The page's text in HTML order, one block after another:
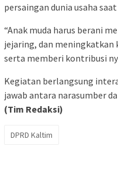
persaingan dunia usaha
“Anak muda harus berani
jejaring, dan meningkatkan
serta memberi kontribusi
Kegiatan berlangsung
jawab antara narasumber
(Tim Redaksi)
DPRD Kaltim